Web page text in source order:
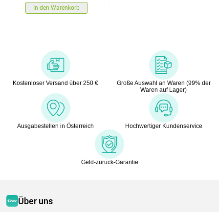
In den Warenkorb
Kostenloser Versand über 250 €
Große Auswahl an Waren (99% der
Waren auf Lager)
Ausgabestellen in Österreich Hochwertiger Kundenservice
Geld-zurück-Garantie
Über uns